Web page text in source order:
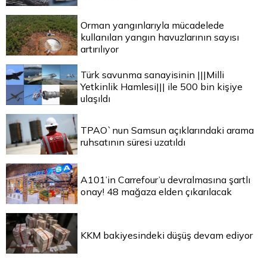
Orman yangınlarıyla mücadelede
kullanılan yangın havuzlarının sayısı
artırılıyor
Türk savunma sanayisinin |||Milli
Yetkinlik Hamlesi||| ile 500 bin kişiye
ulaşıldı
TPAO`nun Samsun açıklarındaki arama
ruhsatının süresi uzatıldı
A101’in Carrefour’u devralmasına şartlı
onay! 48 mağaza elden çıkarılacak
KKM bakiyesindeki düşüş devam ediyor